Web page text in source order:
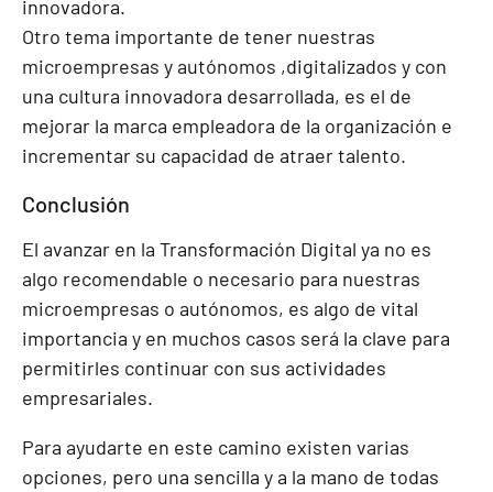
innovadora.
Otro tema importante de tener nuestras
microempresas y autónomos ,digitalizados y con
una cultura innovadora desarrollada, es el de
mejorar la marca empleadora de la organización e
incrementar su capacidad de atraer talento.
Conclusión
El avanzar en la Transformación Digital ya no es
algo recomendable o necesario para nuestras
microempresas o autónomos, es algo de vital
importancia y en muchos casos será la clave para
permitirles continuar con sus actividades
empresariales.
Para ayudarte en este camino existen varias
opciones, pero una sencilla y a la mano de todas